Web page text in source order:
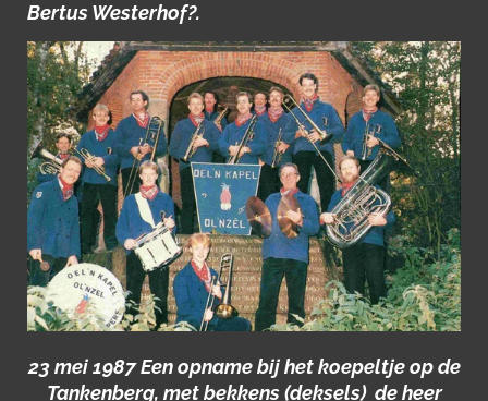
Bertus Westerhof?.
23 mei 1987 Een opname bij het koepeltje op de
Tankenberg, met bekkens (deksels) de heer